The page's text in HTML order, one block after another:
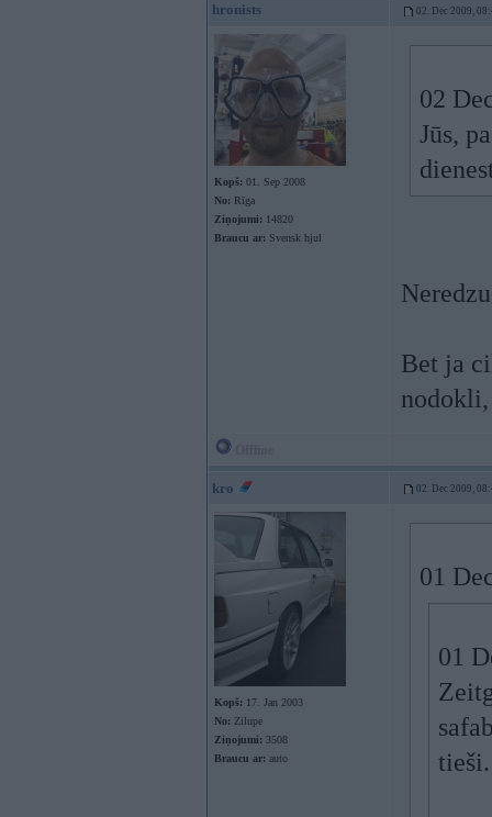
hronists 02. Dec 2009,
Kopš: 01. Sep 2008
No: Rīga
Ziņojumi: 14820
Braucu ar: Svensk hjul
02
Jūs,
Bet ja
kro 02. Dec 2009,
Kopš: 17. Jan 2003
No: Zilupe
Ziņojumi: 3508
Braucu ar: auto
01
01
tieši.